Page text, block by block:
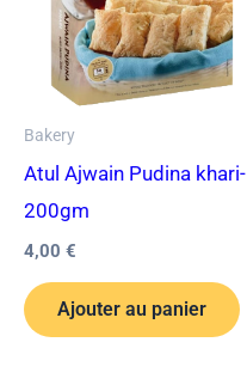
Bakery
Atul Ajwain Pudina khari-
200gm
4,00 €
Ajouter au panier